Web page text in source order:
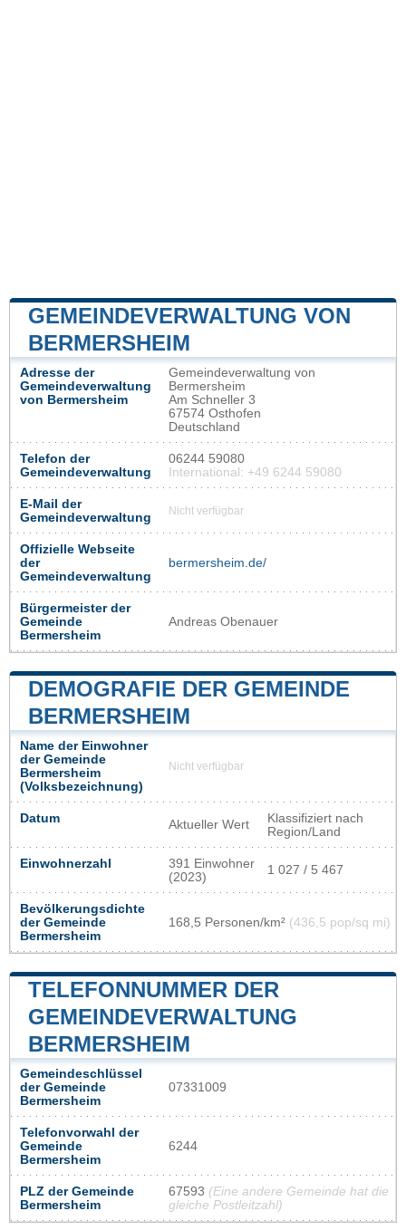
GEMEINDEVERWALTUNG VON
BERMERSHEIM
Adresse der
Gemeindeverwaltung
von Bermersheim
Gemeindeverwaltung von
Bermersheim
Am Schneller 3
67574 Osthofen
Deutschland
Telefon der
Gemeindeverwaltung
06244 59080
International: +49 6244 59080
E-Mail der
Gemeindeverwaltung
Nicht verfügbar
Offizielle Webseite
der
Gemeindeverwaltung
bermersheim.de/
Bürgermeister der
Gemeinde
Bermersheim
Andreas Obenauer
DEMOGRAFIE DER GEMEINDE
BERMERSHEIM
Name der Einwohner
der Gemeinde
Bermersheim
(Volksbezeichnung)
Nicht verfügbar
Datum Aktueller Wert
Klassifiziert nach
Region/Land
Einwohnerzahl
391 Einwohner
(2023)
1 027 / 5 467
Bevölkerungsdichte
der Gemeinde
Bermersheim
168,5 Personen/km² (436,5 pop/sq mi)
TELEFONNUMMER DER
GEMEINDEVERWALTUNG
BERMERSHEIM
Gemeindeschlüssel
der Gemeinde
Bermersheim
07331009
Telefonvorwahl der
Gemeinde
Bermersheim
6244
PLZ der Gemeinde
Bermersheim
67593 (Eine andere Gemeinde hat die
gleiche Postleitzahl)